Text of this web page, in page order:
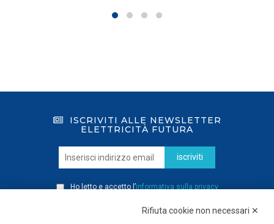
ISCRIVITI ALLE NEWSLETTER
ELETTRICITÀ FUTURA
iscriviti
Ho letto e accetto l’informativa sulla privacy
Rifiuta cookie non necessari ✕